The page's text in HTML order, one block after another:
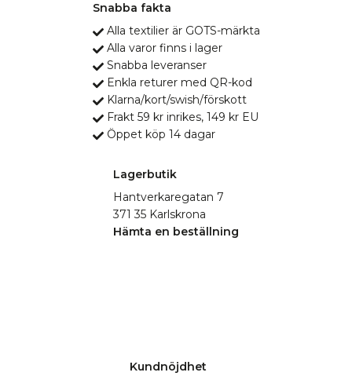
Snabba fakta
Alla textilier är GOTS-märkta
Alla varor finns i lager
Snabba leveranser
Enkla returer med QR-kod
Klarna/kort/swish/förskott
Frakt 59 kr inrikes, 149 kr EU
Öppet köp 14 dagar
Lagerbutik
Hantverkaregatan 7
371 35 Karlskrona
Hämta en beställning
Kundnöjdhet